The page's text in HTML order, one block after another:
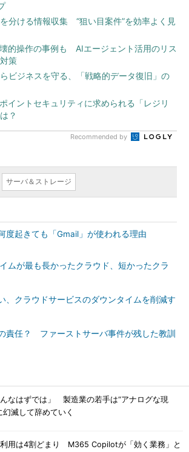
分ける情報収集 “狙い目案件”を効率よく見
的操作の事例も AIエージェント活用のリス
策
ビジネスを守る、「戦略的データ復旧」の
イントセキュリティに求められる「レジリ
？
Recommended by
サーバ＆ストレージ
度起きても「Gmail」が使われる理由
ムが最も長かったクラウド、短かったクラ
、クラウドサービスのダウンタイムを削減す
責任？ ファーストサーバ事件が残した教訓
んなはずでは」 製造業の若手は“アナログな現
幻滅して辞めていく
用は4割どまり M365 Copilotが「効く業務」と